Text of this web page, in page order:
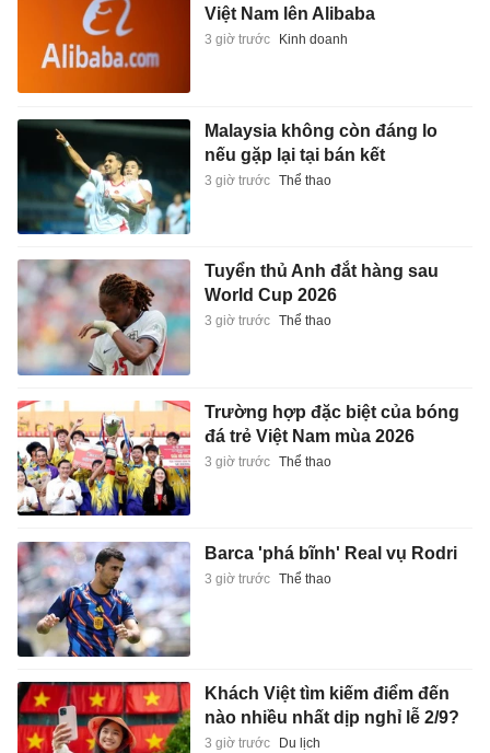
Việt Nam lên Alibaba
3 giờ trước Kinh doanh
Malaysia không còn đáng lo
nếu gặp lại tại bán kết
3 giờ trước Thể thao
Tuyển thủ Anh đắt hàng sau
World Cup 2026
3 giờ trước Thể thao
Trường hợp đặc biệt của bóng
đá trẻ Việt Nam mùa 2026
3 giờ trước Thể thao
Barca 'phá bĩnh' Real vụ Rodri
3 giờ trước Thể thao
Khách Việt tìm kiếm điểm đến
nào nhiều nhất dịp nghỉ lễ 2/9?
3 giờ trước Du lịch